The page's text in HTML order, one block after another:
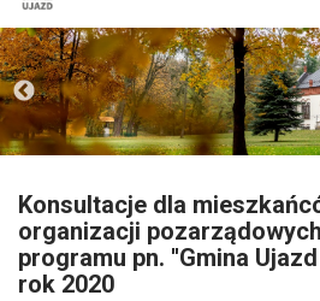
Konsultacje dla
organizacji
programu pn. ''Gmina
rok 2020